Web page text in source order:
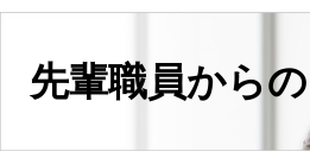
先輩職員から